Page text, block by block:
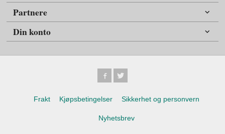
Partnere
Din konto
Frakt Kjøpsbetingelser Sikkerhet og personvern
Nyhetsbrev